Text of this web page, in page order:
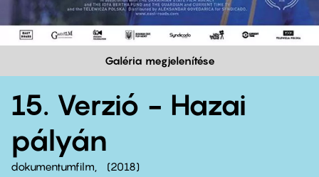
Galéria megjelenítése
15. Verzió - Hazai
pályán
dokumentumfilm
2018